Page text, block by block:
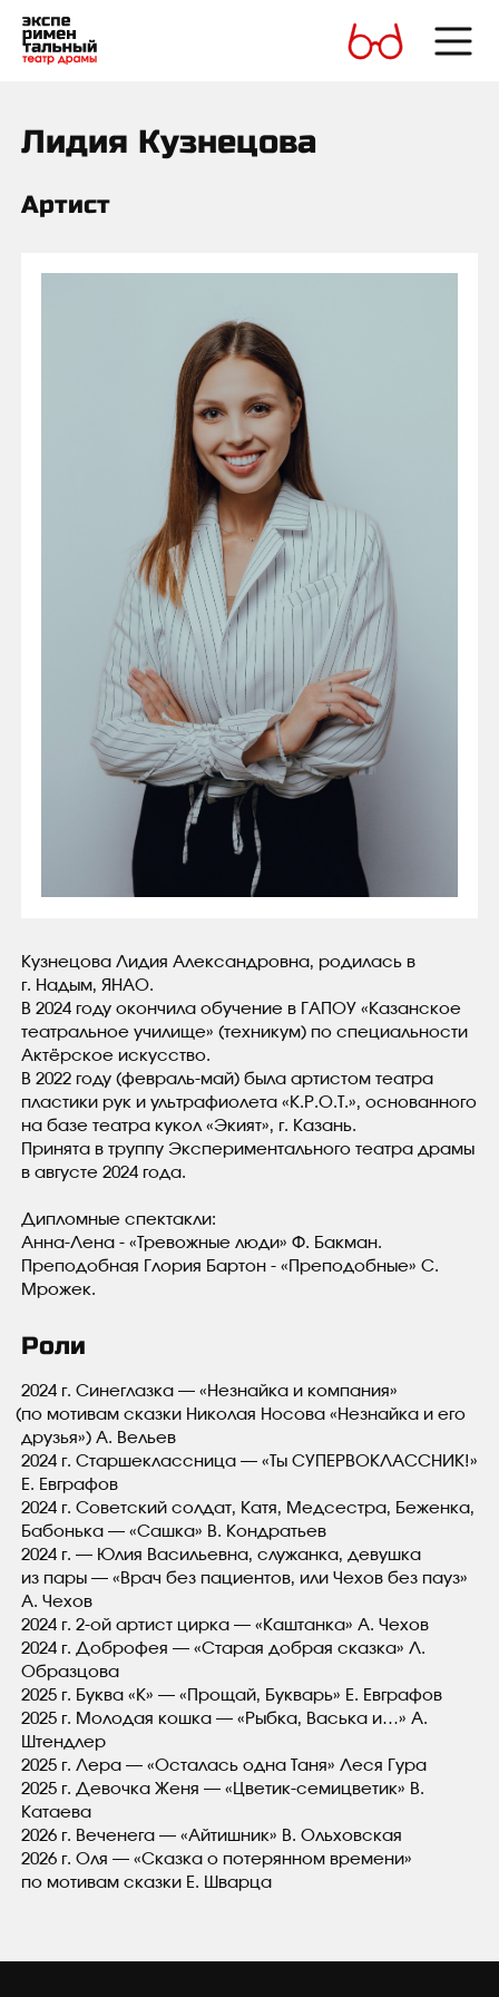
Лидия Кузнецова
Артист
Кузнецова Лидия Александровна, родилась в
г. Надым, ЯНАО.
В 2024 году окончила обучение в ГАПОУ « Казанское
театральное училище» (техникум) по специальности
Актёрское искусство.
В 2022 году (февраль-май) была артистом театра
пластики рук и ультрафиолета « К.Р.О.Т.», основанного
на базе театра кукол «Экият», г. Казань.
Принята в труппу Экспериментального театра драмы
в августе 2024 года.
Дипломные спектакли:
Анна-Лена ‑ «Тревожные люди» Ф. Бакман.
Преподобная Глория Бартон ‑ «Преподобные» С.
Мрожек.
Роли
2024 г. Синеглазка — «Незнайка и компания»
(по мотивам сказки Николая Носова « Незнайка и его
друзья») А. Вельев
2024 г. Старшеклассница — «Ты СУПЕРВОКЛАССНИК!»
Е. Евграфов
2024 г. Советский солдат, Катя, Медсестра, Беженка,
Бабонька — «Сашка» В. Кондратьев
2024 г. — Юлия Васильевна, служанка, девушка
из пары — «Врач без пациентов, или Чехов без пауз»
А. Чехов
2024 г. 2-ой артист цирка — «Каштанка» А. Чехов
2024 г. Доброфея — «Старая добрая сказка» Л.
Образцова
2025 г. Буква « К» — «Прощай, Букварь» Е. Евграфов
2025 г. Молодая кошка — «Рыбка, Васька и…» А.
Штендлер
2025 г. Лера — «Осталась одна Таня» Леся Гура
2025 г. Девочка Женя — «Цветик-семицветик» В.
Катаева
2026 г. Веченега — «Айтишник» В. Ольховская
2026 г. Оля — «Сказка о потерянном времени»
по мотивам сказки Е. Шварца